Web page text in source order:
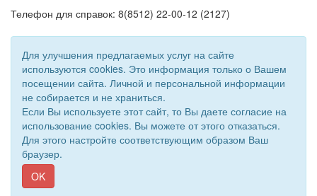
Телефон для справок: 8(8512) 22-00-12 (2127)
© 2018 - 2026 Администрация МО "Бирюковский сельсовет".
Все права защищены.
Сайт создан при поддержке «
Для улучшения предлагаемых услуг на сайте
используются cookies. Это информация только о Вашем
посещении сайта. Личной и персональной информации
не собирается и не храниться.
Если Вы используете этот сайт, то Вы даете согласие на
использование cookies. Вы можете от этого отказаться.
Для этого настройте соответствующим образом Ваш
браузер.
OK